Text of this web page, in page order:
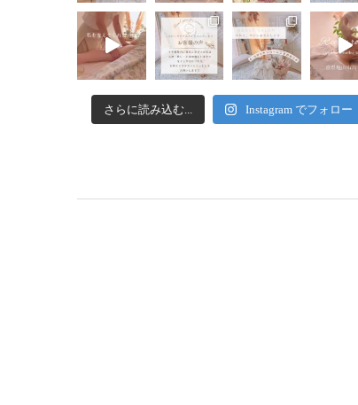
さらに読み込む... Instagram でフォロー